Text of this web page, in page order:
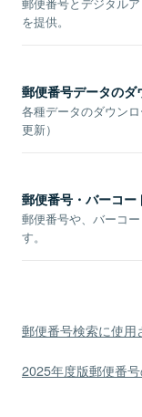
郵便番号とデジタル
を提供。
郵便番号データのダ
各種データのダウン
更新）
郵便番号・バーコー
郵便番号や、バーコ
す。
郵便番号検索に使用
2025年度版郵便番